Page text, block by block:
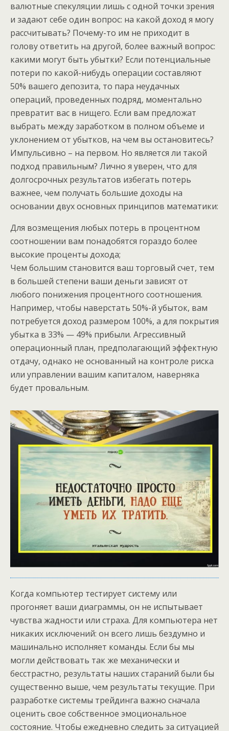
валютные спекуляции лишь с одной точки зрения
и задают себе один вопрос: на какой доход я могу
рассчитывать? Почему-то им не приходит в
голову ответить на другой, более важный вопрос:
какими могут быть убытки? Если потенциальные
потери по какой-нибудь операции составляют
50% вашего депозита, то пара неудачных
операций, проведенных подряд, моментально
превратит вас в нищего. Если вам предложат
выбрать между заработком в полном объеме и
уклонением от убытков, на чем вы остановитесь?
Импульсивно – на первом. Но является ли такой
подход правильным? Лично я уверен, что для
долгосрочных результатов избегать потерь
важнее, чем получать большие доходы на
основании двух основных принципов математики:
Для возмещения любых потерь в процентном
соотношении вам понадобятся гораздо более
высокие проценты дохода;
Чем большим становится ваш торговый счет, тем
в большей степени ваши деньги зависят от
любого понижения процентного соотношения.
Например, чтобы наверстать 50%-й убыток, вам
потребуется доход размером 100%, а для покрытия
убытка в 33% — 49% прибыли. Агрессивный
операционный план, предполагающий эффектную
отдачу, однако не основанный на контроле риска
или управлении вашим капиталом, наверняка
будет провальным.
Когда компьютер тестирует систему или
прогоняет ваши диаграммы, он не испытывает
чувства жадности или страха. Для компьютера нет
никаких исключений: он всего лишь бездумно и
машинально исполняет команды. Если бы мы
могли действовать так же механически и
бесстрастно, результаты наших стараний были бы
существенно выше, чем результаты текущие. При
разработке системы трейдинга важно сначала
оценить свое собственное эмоциональное
состояние. Чтобы ежедневно следить за ситуацией